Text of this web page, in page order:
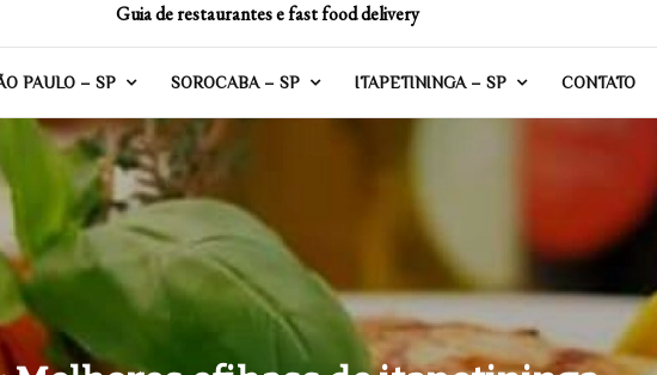
Guia de restaurantes e fast food delivery
PAULO – SP SOROCABA – SP ITAPETININGA – SP CONTATO